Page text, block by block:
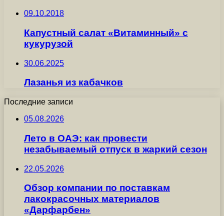
09.10.2018
Капустный салат «Витаминный» с
кукурузой
30.06.2025
Лазанья из кабачков
Последние записи
05.08.2026
Лето в ОАЭ: как провести
незабываемый отпуск в жаркий сезон
22.05.2026
Обзор компании по поставкам
лакокрасочных материалов
«Дарфарбен»